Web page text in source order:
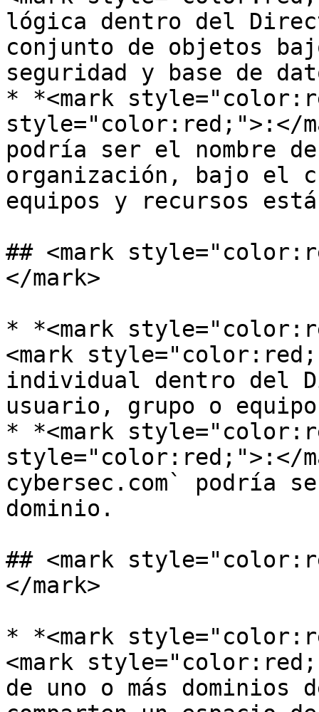
lógica dentro del
conjunto de objetos
seguridad y base de
* *<mark
style="color:red;">:</
podría ser el nombre
organización, bajo el
equipos y recursos
## <mark
</mark>
* *<mark
<mark
individual dentro del
usuario, grupo o
* *<mark
style="color:red;">:</
cybersec.com` podría
dominio.
## <mark
</mark>
* *<mark
<mark
de uno o más